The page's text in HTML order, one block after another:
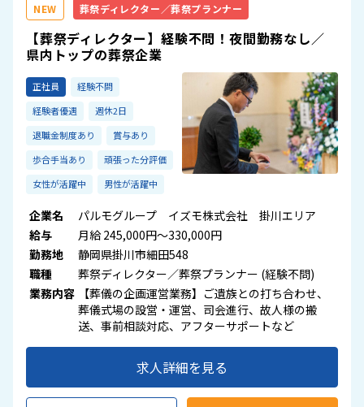
NEW 葬祭ディレクター／葬祭プランナー
【葬祭ディレクター】経験不問！夜間勤務なし／
県内トップの葬祭企業
正社員
経験不問
経験者優遇
週休2日
退職金制度あり
賞与あり
歩合手当あり
頑張った分評価
女性が活躍中
男性が活躍中
企業名
パルモグループ イズモ株式会社 掛川エリア
給与
月給 245,000円～330,000円
勤務地
静岡県掛川市細田548
職種
葬祭ディレクター／葬祭プランナー (経験不問)
業務内容
【葬儀の企画運営業務】ご遺族との打ち合わせ、
葬儀式場の設営・運営、司会進行、故人様の搬
送、事前相談対応、アフターサポートなど
求人詳細を見る